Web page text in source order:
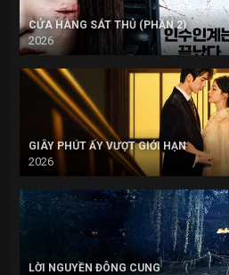
CỬA HÀNG SÁT THỦ (PHẦN 2)
2026
GIÂY PHÚT ẤY VƯỢT GIỚI HẠN
2026
LỜI NGUYỀN ĐÔNG CUNG